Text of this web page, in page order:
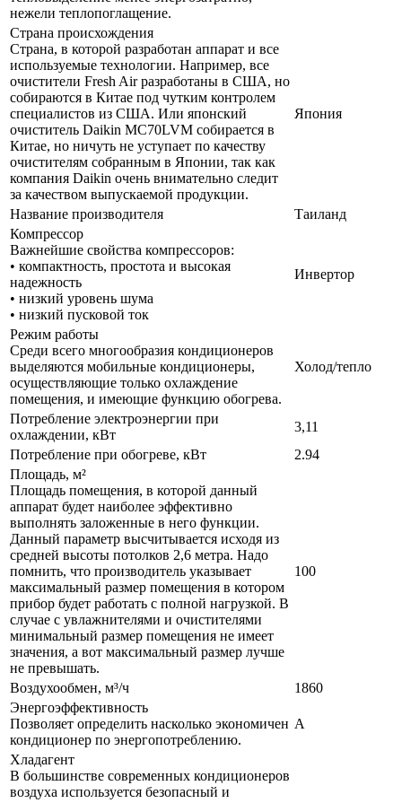
нежели теплопоглащение.
Страна происхождения
Страна, в которой разработан аппарат и все
используемые технологии. Например, все
очистители Fresh Air разработаны в США, но
собираются в Китае под чутким контролем
специалистов из США. Или японский
очиститель Daikin MC70LVM собирается в
Китае, но ничуть не уступает по качеству
очистителям собранным в Японии, так как
компания Daikin очень внимательно следит
за качеством выпускаемой продукции.
Япония
Название производителя
Таиланд
Компрессор
Важнейшие свойства компрессоров:
• компактность, простота и высокая
надежность
• низкий уровень шума
• низкий пусковой ток
Инвертор
Режим работы
Среди всего многообразия кондиционеров
выделяются мобильные кондиционеры,
осуществляющие только охлаждение
помещения, и имеющие функцию обогрева.
Холод/тепло
Потребление электроэнергии при
охлаждении, кВт
3,11
Потребление при обогреве, кВт
2.94
Площадь, м²
Площадь помещения, в которой данный
аппарат будет наиболее эффективно
выполнять заложенные в него функции.
Данный параметр высчитывается исходя из
средней высоты потолков 2,6 метра. Надо
помнить, что производитель указывает
максимальный размер помещения в котором
прибор будет работать с полной нагрузкой. В
случае с увлажнителями и очистителями
минимальный размер помещения не имеет
значения, а вот максимальный размер лучше
не превышать.
100
Воздухообмен, м³/ч
1860
Энергоэффективность
Позволяет определить насколько экономичен
кондиционер по энергопотреблению.
A
Хладагент
В большинстве современных кондиционеров
воздуха используется безопасный и